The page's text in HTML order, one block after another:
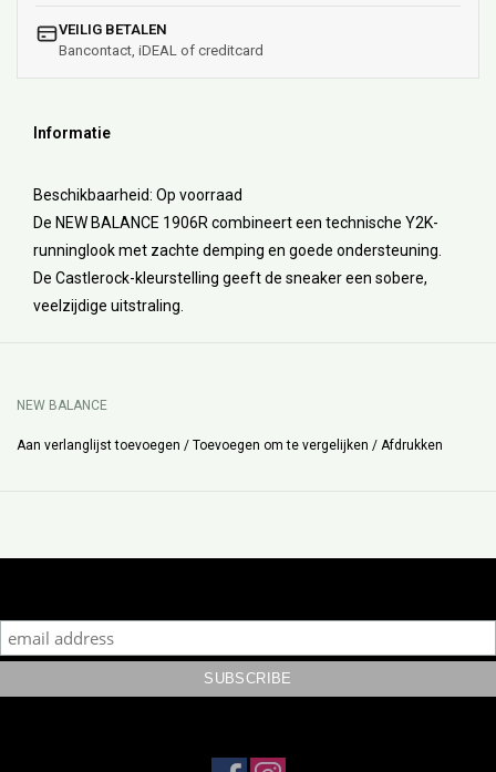
VEILIG BETALEN
Bancontact, iDEAL of creditcard
Informatie
Beschikbaarheid: Op voorraad
De NEW BALANCE 1906R combineert een technische Y2K-
runninglook met zachte demping en goede ondersteuning.
De Castlerock-kleurstelling geeft de sneaker een sobere,
veelzijdige uitstraling.
NEW BALANCE
Aan verlanglijst toevoegen / Toevoegen om te vergelijken / Afdrukken